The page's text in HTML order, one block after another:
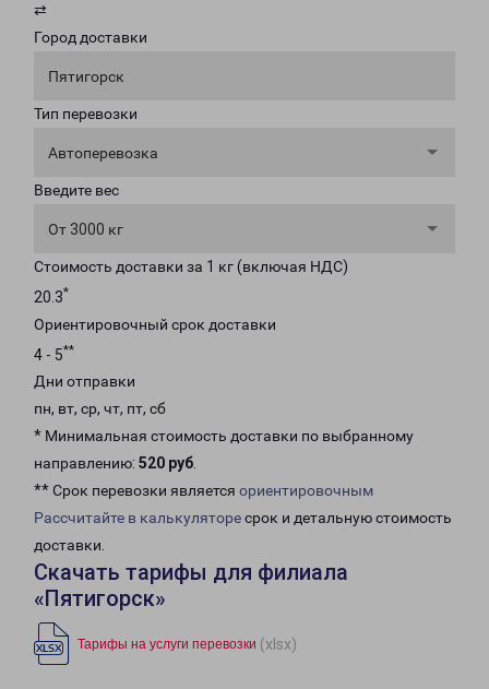
⇄
Город доставки
Пятигорск
Тип перевозки
Автоперевозка
Введите вес
От 3000 кг
Стоимость доставки за 1 кг (включая НДС)
20.3*
Ориентировочный срок доставки
4 - 5**
Дни отправки
пн, вт, ср, чт, пт, сб
* Минимальная стоимость доставки по выбранному
направлению: 520 руб.
** Срок перевозки является ориентировочным
Рассчитайте в калькуляторесрок и детальную стоимость
доставки.
Скачать тарифы для филиала
«Пятигорск»
Тарифы на услуги перевозки (xlsx)